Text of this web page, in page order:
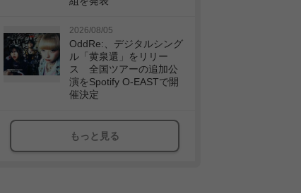
2026/08/05
OddRe:、デジタルシング
ル「黄泉還」をリリー
ス 全国ツアーの追加公
演をSpotify O-EASTで開
催決定
もっと見る